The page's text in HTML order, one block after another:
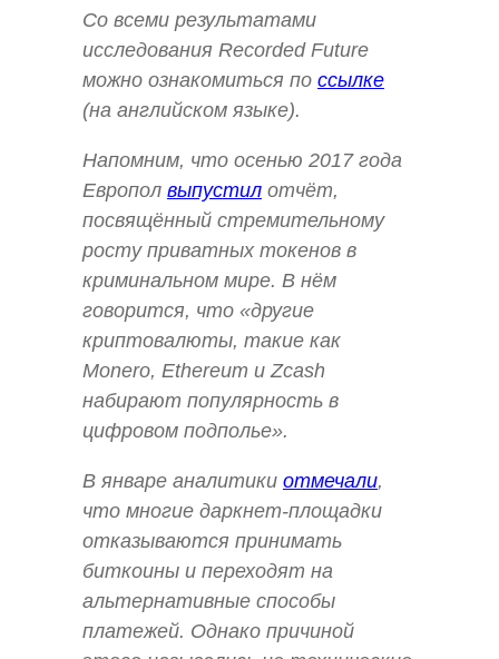
Со всеми результатами
исследования Recorded Future
можно ознакомиться по ссылке
(на английском языке).
Напомним, что осенью 2017 года
Европол выпустил отчёт,
посвящённый стремительному
росту приватных токенов в
криминальном мире. В нём
говорится, что «другие
криптовалюты, такие как
Monero, Ethereum и Zcash
набирают популярность в
цифровом подполье».
В январе аналитики отмечали,
что многие даркнет-площадки
отказываются принимать
биткоины и переходят на
альтернативные способы
платежей. Однако причиной